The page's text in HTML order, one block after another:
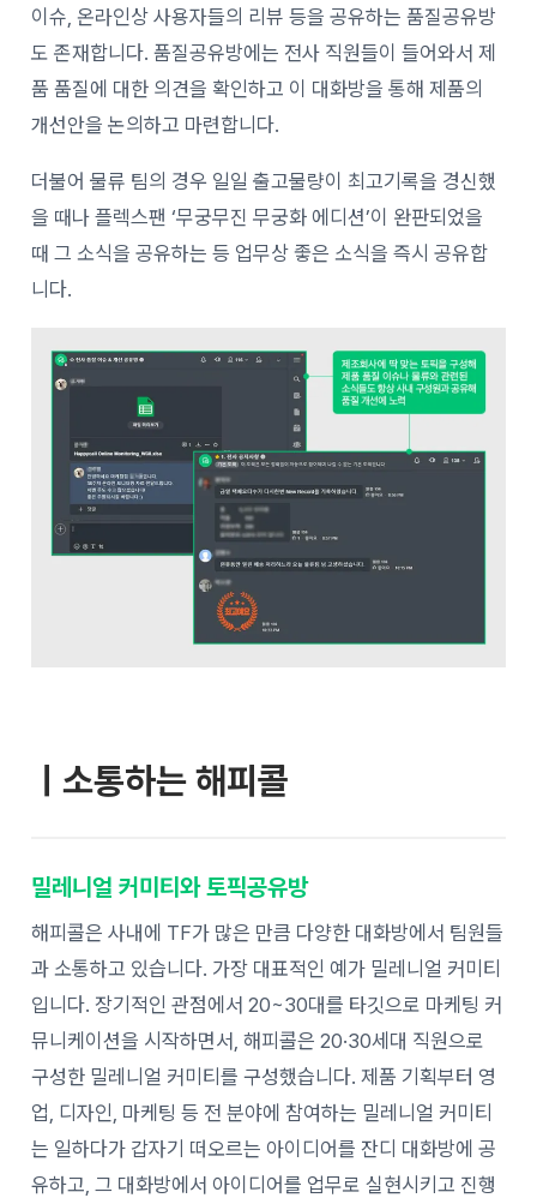
이슈, 온라인상 사용자들의 리뷰 등을 공유하는 품질공유방
도 존재합니다. 품질공유방에는 전사 직원들이 들어와서 제
품 품질에 대한 의견을 확인하고 이 대화방을 통해 제품의
개선안을 논의하고 마련합니다.
더불어 물류 팀의 경우 일일 출고물량이 최고기록을 경신했
을 때나 플렉스팬 ‘무궁무진 무궁화 에디션’이 완판되었을
때 그 소식을 공유하는 등 업무상 좋은 소식을 즉시 공유합
니다.
ㅣ소통하는 해피콜
밀레니얼 커미티와 토픽공유방
해피콜은 사내에 TF가 많은 만큼 다양한 대화방에서 팀원들
과 소통하고 있습니다. 가장 대표적인 예가 밀레니얼 커미티
입니다. 장기적인 관점에서 20~30대를 타깃으로 마케팅 커
뮤니케이션을 시작하면서, 해피콜은 20·30세대 직원으로
구성한 밀레니얼 커미티를 구성했습니다. 제품 기획부터 영
업, 디자인, 마케팅 등 전 분야에 참여하는 밀레니얼 커미티
는 일하다가 갑자기 떠오르는 아이디어를 잔디 대화방에 공
유하고, 그 대화방에서 아이디어를 업무로 실현시키고 진행